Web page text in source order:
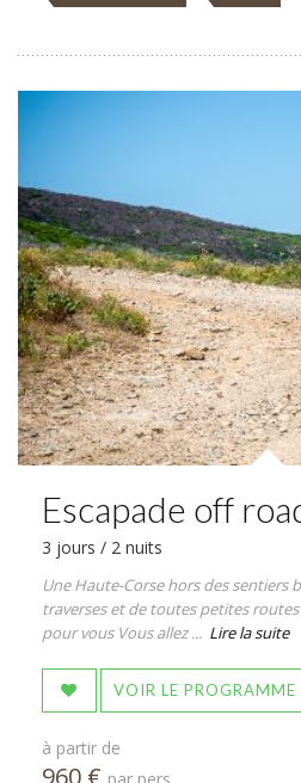
Escapade off
3 jours / 2 nuits
Une Haute-Corse hors des sentiers
traverses et de toutes petites
pour vous Vous allez ... Lire la suite
VOIR LE PROGRAMME
à partir de